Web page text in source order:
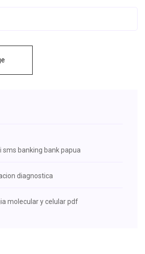
sms banking bank papua
diagnostica
molecular y celular pdf